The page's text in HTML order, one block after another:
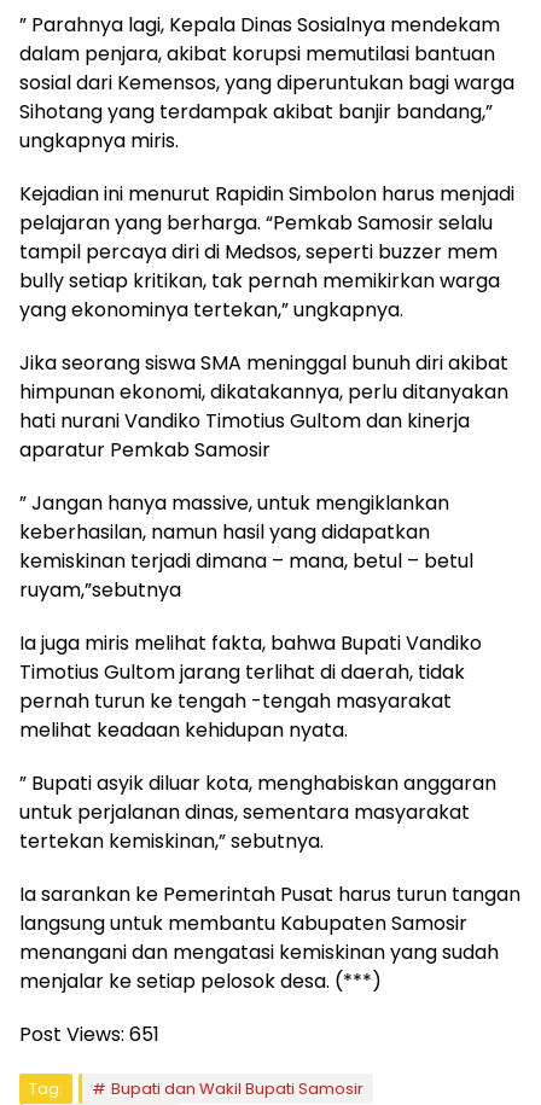
” Parahnya lagi, Kepala Dinas Sosialnya mendekam
dalam penjara, akibat korupsi memutilasi bantuan
sosial dari Kemensos, yang diperuntukan bagi warga
Sihotang yang terdampak akibat banjir bandang,”
ungkapnya miris.
Kejadian ini menurut Rapidin Simbolon harus menjadi
pelajaran yang berharga. “Pemkab Samosir selalu
tampil percaya diri di Medsos, seperti buzzer mem
bully setiap kritikan, tak pernah memikirkan warga
yang ekonominya tertekan,” ungkapnya.
Jika seorang siswa SMA meninggal bunuh diri akibat
himpunan ekonomi, dikatakannya, perlu ditanyakan
hati nurani Vandiko Timotius Gultom dan kinerja
aparatur Pemkab Samosir
” Jangan hanya massive, untuk mengiklankan
keberhasilan, namun hasil yang didapatkan
kemiskinan terjadi dimana – mana, betul – betul
ruyam,”sebutnya
Ia juga miris melihat fakta, bahwa Bupati Vandiko
Timotius Gultom jarang terlihat di daerah, tidak
pernah turun ke tengah -tengah masyarakat
melihat keadaan kehidupan nyata.
” Bupati asyik diluar kota, menghabiskan anggaran
untuk perjalanan dinas, sementara masyarakat
tertekan kemiskinan,” sebutnya.
Ia sarankan ke Pemerintah Pusat harus turun tangan
langsung untuk membantu Kabupaten Samosir
menangani dan mengatasi kemiskinan yang sudah
menjalar ke setiap pelosok desa. (***)
Post Views: 651
Tag:
Bupati dan Wakil Bupati Samosir